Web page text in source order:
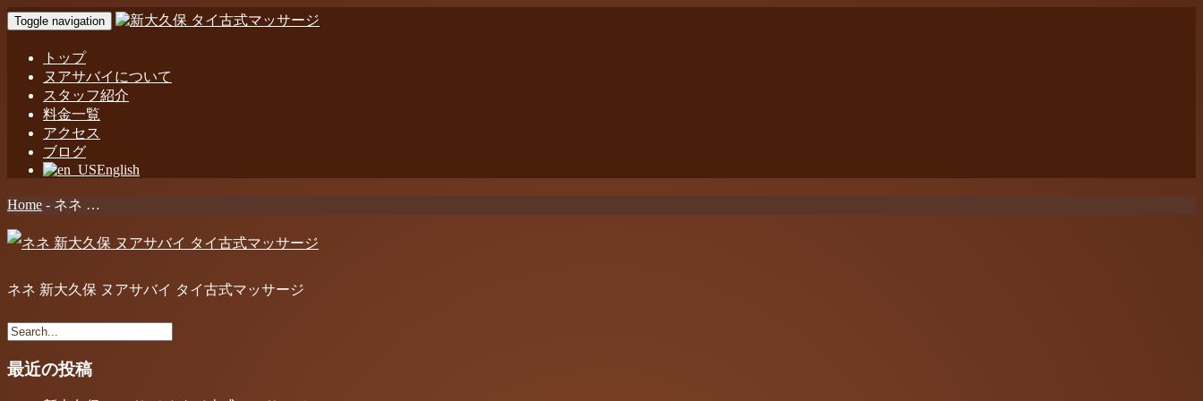
Toggle navigation
トップ
ヌアサバイについて
スタッフ紹介
料金一覧
アクセス
ブログ
English
Home - ネネ …
ネネ 新大久保 ヌアサバイ タイ古式マッサージ
最近の投稿